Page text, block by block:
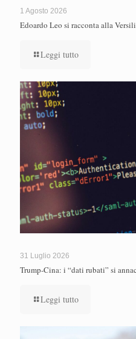
1 Agosto 2026
Edoardo Leo si racconta alla
Leggi tutto
31 Luglio 2026
Trump-Cina: i “dati rubati” si
Leggi tutto